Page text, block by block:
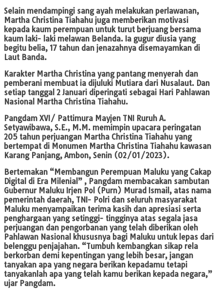
Selain mendampingi sang ayah melakukan perlawanan,
Martha Christina Tiahahu juga memberikan motivasi
kepada kaum perempuan untuk turut berjuang bersama
kaum laki- laki melawan Belanda. Ia gugur diusia yang
begitu belia, 17 tahun dan jenazahnya disemayamkan di
Laut Banda.
Karakter Martha Christina yang pantang menyerah dan
pemberani membuat ia dijuluki Mutiara dari Nusalaut. Dan
setiap tanggal 2 Januari diperingati sebagai Hari Pahlawan
Nasional Martha Christina Tiahahu.
Pangdam XVI/ Pattimura Mayjen TNI Ruruh A.
Setyawibawa, S.E., M.M. memimpin upacara peringatan
205 tahun perjuangan Martha Christina Tiahahu yang
bertempat di Monumen Martha Christina Tiahahu kawasan
Karang Panjang, Ambon, Senin (02/01/2023).
Bertemakan “Membangun Perempuan Maluku yang Cakap
Digital di Era Milenial” , Pangdam membacakan sambutan
Gubernur Maluku Irjen Pol (Purn) Murad Ismail, atas nama
pemerintah daerah, TNI- Polri dan seluruh masyarakat
Maluku menyampaikan terima kasih dan apresiasi serta
penghargaan yang setinggi- tingginya atas segala jasa
perjuangan dan pengorbanan yang telah diberikan oleh
Pahlawan Nasional khususnya bagi Maluku untuk lepas dari
belenggu penjajahan. “Tumbuh kembangkan sikap rela
berkorban demi kepentingan yang lebih besar, jangan
tanyakan apa yang negara berikan kepadamu tetapi
tanyakanlah apa yang telah kamu berikan kepada negara,”
ujar Pangdam.